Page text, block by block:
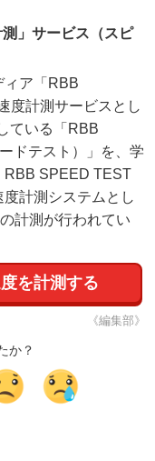
測」サービス（スピ
ア「RBB
度計測サービスとし
ている「RBB
ドテスト）」を、学
RBB SPEED TEST
計測システムとし
計測が行われてい
を計測する
《編集部》
か？